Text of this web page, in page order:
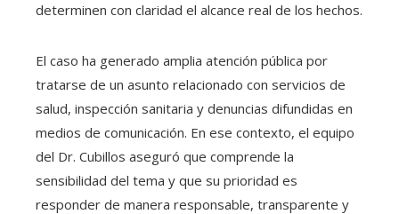
determinen con claridad el alcance real de los hechos.
El caso ha generado amplia atención pública por
tratarse de un asunto relacionado con servicios de
salud, inspección sanitaria y denuncias difundidas en
medios de comunicación. En ese contexto, el equipo
del Dr. Cubillos aseguró que comprende la
sensibilidad del tema y que su prioridad es
responder de manera responsable, transparente y